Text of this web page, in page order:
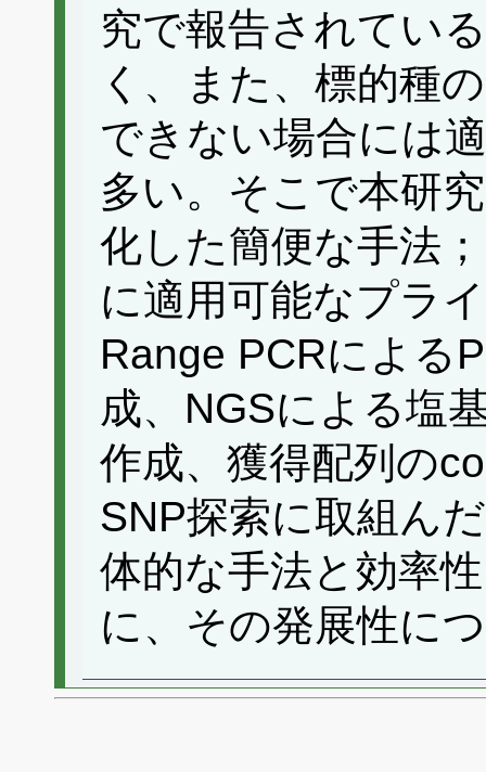
究で報告されてい
く、また、標的種
できない場合には
多い。そこで本研
化した簡便な手法
に適用可能なプラ
Range PCRによる
成、NGSによる塩
作成、獲得配列の
SNP探索に取組ん
体的な手法と効率
に、その発展性に